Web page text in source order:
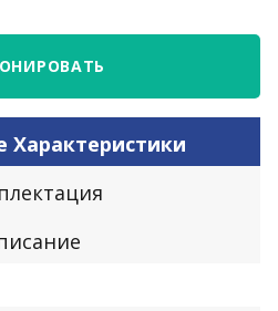
Характеристики